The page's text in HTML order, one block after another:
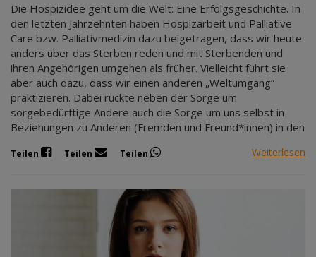
Die Hospizidee geht um die Welt: Eine Erfolgsgeschichte. In
den letzten Jahrzehnten haben Hospizarbeit und Palliative
Care bzw. Palliativmedizin dazu beigetragen, dass wir heute
anders über das Sterben reden und mit Sterbenden und
ihren Angehörigen umgehen als früher. Vielleicht führt sie
aber auch dazu, dass wir einen anderen „Weltumgang“
praktizieren. Dabei rückte neben der Sorge um
sorgebedürftige Andere auch die Sorge um uns selbst in
Beziehungen zu Anderen (Fremden und Freund*innen) in den
Teilen Teilen Teilen Weiterlesen